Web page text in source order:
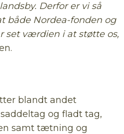
Derfor er vi så
både Nordea-fonden og
set værdien i at støtte os,
blandt andet
og fladt tag,
samt tætning og